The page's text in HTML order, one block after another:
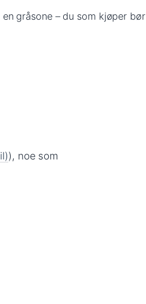
gråsone – du som kjøper bør
), noe som